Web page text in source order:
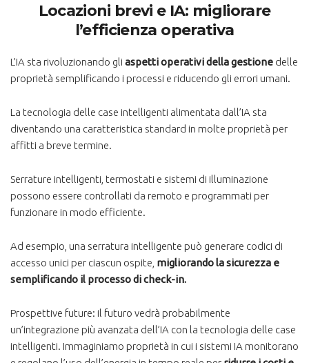
Locazioni brevi e IA: migliorare
l’efficienza operativa
L’IA sta rivoluzionando gli aspetti operativi della gestione delle
proprietà semplificando i processi e riducendo gli errori umani.
La tecnologia delle case intelligenti alimentata dall’IA sta
diventando una caratteristica standard in molte proprietà per
affitti a breve termine.
Serrature intelligenti, termostati e sistemi di illuminazione
possono essere controllati da remoto e programmati per
funzionare in modo efficiente.
Ad esempio, una serratura intelligente può generare codici di
accesso unici per ciascun ospite, migliorando la sicurezza e
semplificando il processo di check-in.
Prospettive future: il futuro vedrà probabilmente
un’integrazione più avanzata dell’IA con la tecnologia delle case
intelligenti. Immaginiamo proprietà in cui i sistemi IA monitorano